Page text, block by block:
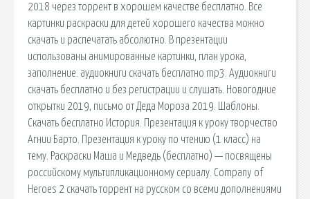
2018 через торрент в хорошем качестве бесплатно. Все
картинки раскраски для детей хорошего качества можно
скачать и распечатать абсолютно. В презентации
использованы анимированные картинки, план урока,
заполнение. аудиокниги скачать бесплатно mp3. Аудиокниги
скачать бесплатно и без регистрации и слушать. Новогодние
открытки 2019, письмо от Деда Мороза 2019. Шаблоны.
Скачать бесплатно История. Презентация к уроку творчество
Агнии Барто. Презентация к уроку по чтению (1 класс) на
тему. Раскраски Маша и Медведь (бесплатно) — посвящены
российскому мультипликационному сериалу. Company of
Heroes 2 скачать торрент на русском со всеми дополнениями